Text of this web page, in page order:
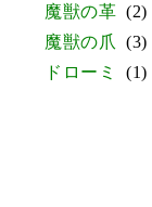
魔獣の革
2
魔獣の爪
3
ドローミ
1